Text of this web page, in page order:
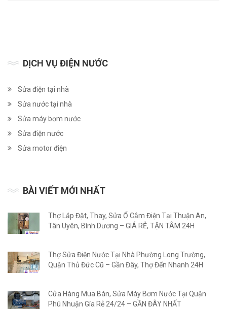
DỊCH VỤ ĐIỆN NƯỚC
Sửa điện tại nhà
Sửa nước tại nhà
Sửa máy bơm nước
Sửa điện nước
Sửa motor điện
BÀI VIẾT MỚI NHẤT
Thợ Lắp Đặt, Thay, Sửa Ổ Cắm Điện Tại Thuận An,
Tân Uyên, Bình Dương – GIÁ RẺ, TẬN TÂM 24H
Thợ Sửa Điện Nước Tại Nhà Phường Long Trường,
Quận Thủ Đức Cũ – Gần Đây, Thợ Đến Nhanh 24H
Cửa Hàng Mua Bán, Sửa Máy Bơm Nước Tại Quận
Phú Nhuận Gía Rẻ 24/24 – GẦN ĐÂY NHẤT